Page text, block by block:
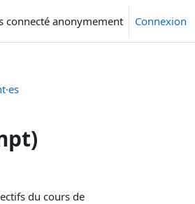
connecté anonymement Connexion
du cours de